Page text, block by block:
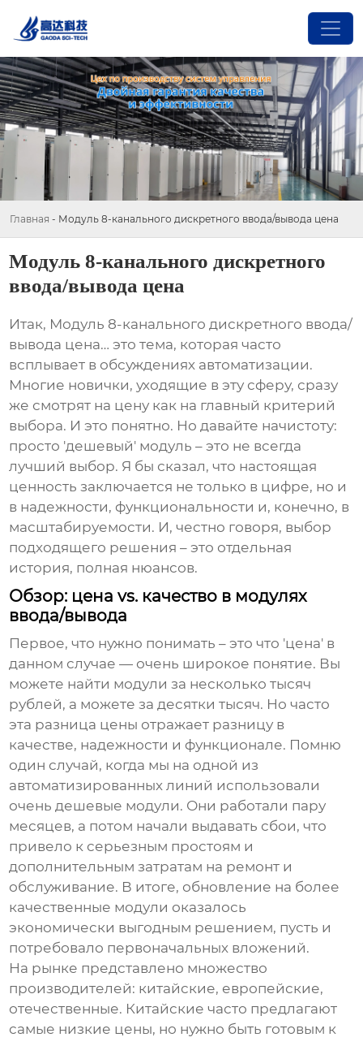
Главная - Модуль 8-канального дискретного ввода/вывода цена
Модуль 8-канального дискретного
ввода/вывода цена
Итак, Модуль 8-канального дискретного ввода/
вывода цена… это тема, которая часто
всплывает в обсуждениях автоматизации.
Многие новички, уходящие в эту сферу, сразу
же смотрят на цену как на главный критерий
выбора. И это понятно. Но давайте начистоту:
просто 'дешевый' модуль – это не всегда
лучший выбор. Я бы сказал, что настоящая
ценность заключается не только в цифре, но и
в надежности, функциональности и, конечно, в
масштабируемости. И, честно говоря, выбор
подходящего решения – это отдельная
история, полная нюансов.
Обзор: цена vs. качество в модулях
ввода/вывода
Первое, что нужно понимать – это что 'цена' в
данном случае — очень широкое понятие. Вы
можете найти модули за несколько тысяч
рублей, а можете за десятки тысяч. Но часто
эта разница цены отражает разницу в
качестве, надежности и функционале. Помню
один случай, когда мы на одной из
автоматизированных линий использовали
очень дешевые модули. Они работали пару
месяцев, а потом начали выдавать сбои, что
привело к серьезным простоям и
дополнительным затратам на ремонт и
обслуживание. В итоге, обновление на более
качественные модули оказалось
экономически выгодным решением, пусть и
потребовало первоначальных вложений.
На рынке представлено множество
производителей: китайские, европейские,
отечественные. Китайские часто предлагают
самые низкие цены, но нужно быть готовым к